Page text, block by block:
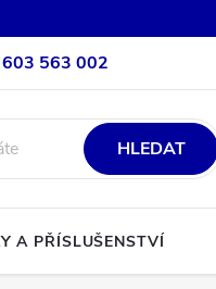
563 002
HLEDAT
A PŘÍSLUŠENSTVÍ